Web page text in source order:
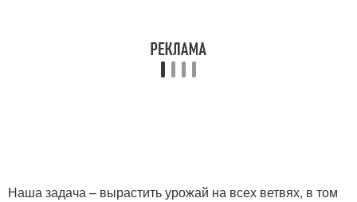
Наша задача – вырастить урожай на всех ветвях, в том